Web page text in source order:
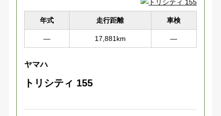
年式 走行距離 車検
― 17,881km ―
ヤマハ
トリシティ 155